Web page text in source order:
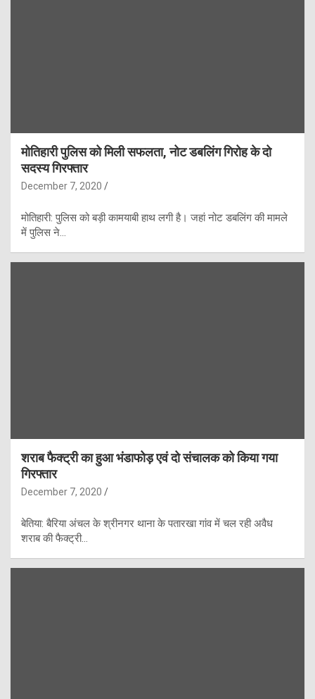
मोतिहारी पुलिस को मिली सफलता, नोट डबलिंग गिरोह के दो
सदस्य गिरफ्तार
December 7, 2020
मोतिहारी: पुलिस को बड़ी कामयाबी हाथ लगी है। जहां नोट डबलिंग की मामले
में पुलिस ने…
शराब फैक्ट्री का हुआ भंडाफोड़ एवं दो संचालक को किया गया
गिरफ्तार
December 7, 2020
बेतिया: बैरिया अंचल के श्रीनगर थाना के पतारखा गांव में चल रही अवैध
शराब की फैक्ट्री…